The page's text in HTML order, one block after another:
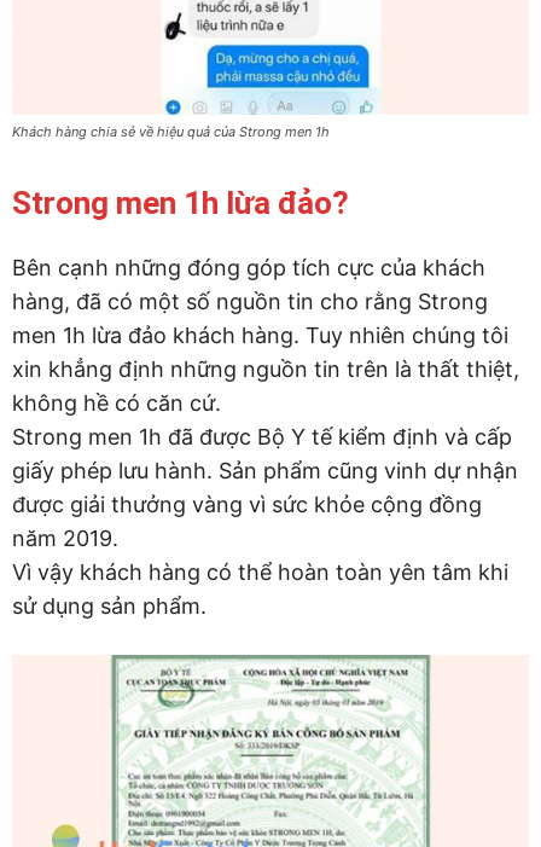
Khách hàng chia sẻ về hiệu quả của Strong men 1h
Strong men 1h lừa đảo?
Bên cạnh những đóng góp tích cực của khách
hàng, đã có một số nguồn tin cho rằng Strong
men 1h lừa đảo khách hàng. Tuy nhiên chúng tôi
xin khẳng định những nguồn tin trên là thất thiệt,
không hề có căn cứ.
Strong men 1h đã được Bộ Y tế kiểm định và cấp
giấy phép lưu hành. Sản phẩm cũng vinh dự nhận
được giải thưởng vàng vì sức khỏe cộng đồng
năm 2019.
Vì vậy khách hàng có thể hoàn toàn yên tâm khi
sử dụng sản phẩm.